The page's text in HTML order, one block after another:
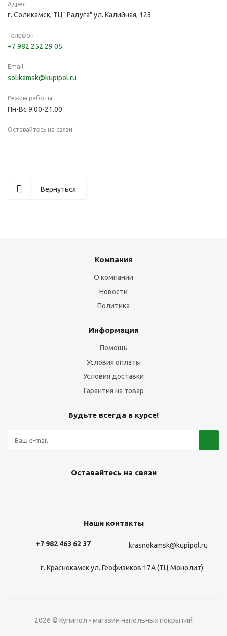
Адрес
г. Соликамск, ТЦ "Радуга" ул. Калийная, 123
Телефон
+7 982 252 29 05
Email
solikamsk@kupipol.ru
Режим работы
Пн-Вс 9.00-21.00
Оставайтесь на связи
Вернуться
Компания
О компании
Новости
Политика
Информация
Помощь
Условия оплаты
Условия доставки
Гарантия на товар
Будьте всегда в курсе!
Оставайтесь на связи
Наши контакты
+7 982 463 62 37 krasnokamsk@kupipol.ru
г. Краснокамск ул. Геофизиков 17А (ТЦ Монолит)
2026 © Купипол - магазин напольных покрытий